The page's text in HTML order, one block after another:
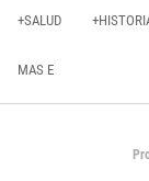
+SALUD
MAS E